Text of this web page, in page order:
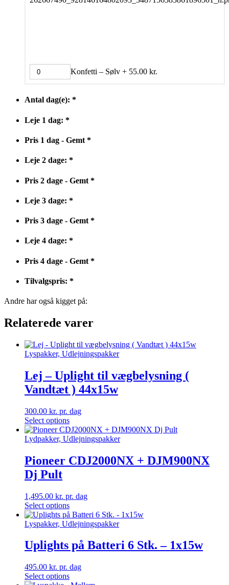
Konfetti – Sølv + 55.00 kr.
Antal dag(e): *
Leje 1 dag: *
Pris 1 dag - Gemt *
Leje 2 dage: *
Pris 2 dage - Gemt *
Leje 3 dage: *
Pris 3 dage - Gemt *
Leje 4 dage: *
Pris 4 dage - Gemt *
Tilvalgspris: *
Andre har også kigget på:
Relaterede varer
Lyspakker, Udlejningspakker
Lej – Uplight til vægbelysning (
Vandtæt ) 44x15w
300.00 kr. pr. dag
Select options
Lydpakker, Udlejningspakker
Pioneer CDJ2000NX + DJM900NX
Dj Pult
1,495.00 kr. pr. dag
Select options
Lyspakker, Udlejningspakker
Uplights på Batteri 6 Stk. – 1x15w
495.00 kr. pr. dag
Select options